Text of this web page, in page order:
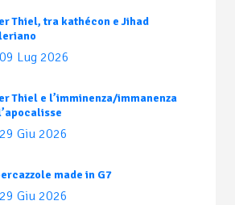
Thiel, tra kathécon e Jihad
09 Lug 2026
Thiel e l’imminenza/immanenza
29 Giu 2026
made in G7
29 Giu 2026